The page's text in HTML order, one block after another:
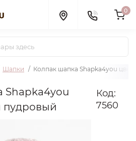
0
Шапки Колпак шапка Shapka4you
Shapka4you
пудровый
Код:
7560